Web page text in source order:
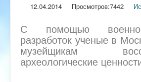
12.04.2014 Просмотров:7442
С помощью военно-
разработок ученые в
музейщикам
археологические